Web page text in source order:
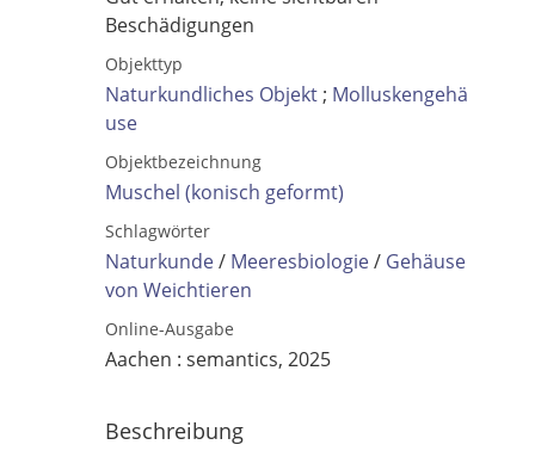
Volltext und Inhaltsverzeichnis
Ausgabe-Optionen
Beschädigungen
Objekttyp
Naturkundliches Objekt ; Molluskengehä
use
Objektbezeichnung
Muschel (konisch geformt)
Schlagwörter
Naturkunde/ Meeresbiologie/ Gehäuse
von Weichtieren
Online-Ausgabe
Aachen : semantics, 2025
Beschreibung